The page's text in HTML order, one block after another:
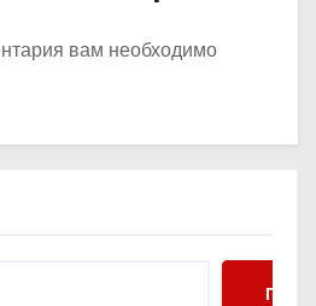
вам необходимо
Поиск